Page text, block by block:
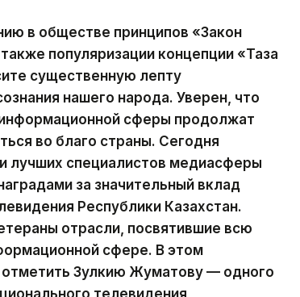
в обществе принципов «Закон
популяризации концепции «Таза
существенную лепту
нашего народа. Уверен, что
сферы продолжат
во благо страны. Сегодня
лучших специалистов медиасферы
за значительный вклад
Республики Казахстан.
отрасли, посвятившие всю
сфере. В этом
отметить Зулкию Жуматову — одного
телевидения,